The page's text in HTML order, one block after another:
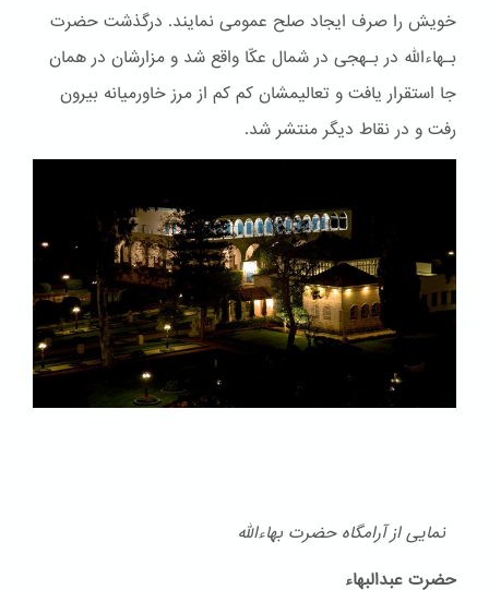
خویش را صرف ایجاد صلح عمومی نمایند. درگذشت حضرت
بـهاءالله در بـهجی در شمال عکّا واقع شد و مزارشان در همان
جا استقرار یافت و تعالیمشان کم کم از مرز خاورمیانه بیرون
رفت و در نقاط دیگر منتشر شد.
نمایی از آرامگاه حضرت بهاءالله
حضرت عبدالبهاء